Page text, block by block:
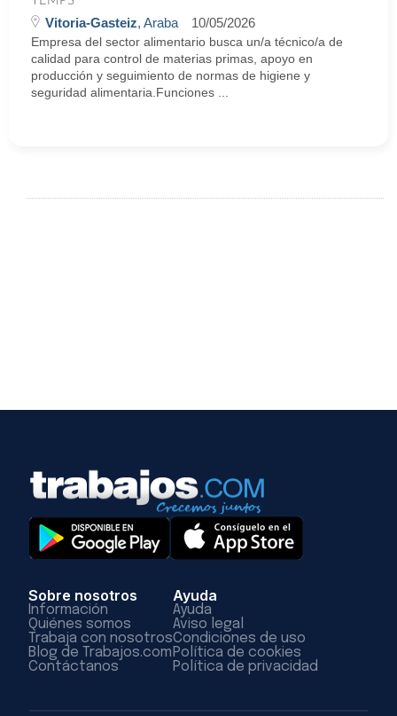
Vitoria-Gasteiz, Araba 10/05/2026
Empresa del sector alimentario busca un/a técnico/a de
calidad para control de materias primas, apoyo en
producción y seguimiento de normas de higiene y
seguridad alimentaria.Funciones ...
Sobre nosotros
Información
Quiénes somos
Trabaja con nosotros
Blog de Trabajos.com
Contáctanos
Ayuda
Ayuda
Aviso legal
Condiciones de uso
Política de cookies
Política de privacidad